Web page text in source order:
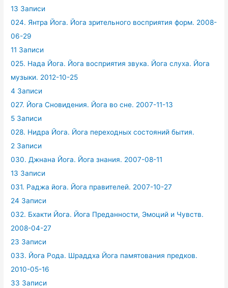
13 Записи
024. Янтра Йога. Йога зрительного восприятия форм. 2008-
06-29
11 Записи
025. Нада Йога. Йога восприятия звука. Йога слуха. Йога
музыки. 2012-10-25
4 Записи
027. Йога Сновидения. Йога во сне. 2007-11-13
5 Записи
028. Нидра Йога. Йога переходных состояний бытия.
2 Записи
030. Джнана Йога. Йога знания. 2007-08-11
13 Записи
031. Раджа йога. Йога правителей. 2007-10-27
24 Записи
032. Бхакти Йога. Йога Преданности, Эмоций и Чувств.
2008-04-27
23 Записи
033. Йога Рода. Шраддха Йога памятования предков.
2010-05-16
33 Записи